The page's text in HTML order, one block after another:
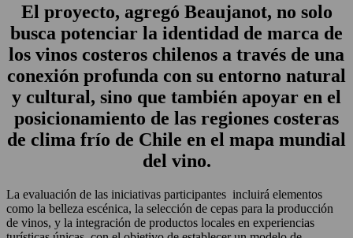
El proyecto, agregó Beaujanot, no solo
busca potenciar la identidad de marca de
los vinos costeros chilenos a través de una
conexión profunda con su entorno natural
y cultural, sino que también apoyar en el
posicionamiento de las regiones costeras
de clima frío de Chile en el mapa mundial
del vino.
La evaluación de las iniciativas participantes incluirá elementos
como la belleza escénica, la selección de cepas para la producción
de vinos, y la integración de productos locales en experiencias